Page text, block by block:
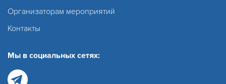
Организаторам мероприятий
Контакты
Мы в социальных сетях: